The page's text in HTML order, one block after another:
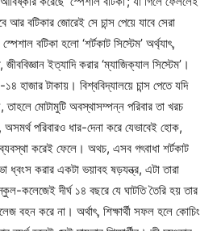
আর বটিকার জোরেই সে চান্স পেয়ে যাবে সেরা
বটিকা হলো ‘শর্টকাট সিস্টেম’ অর্থ্যাৎ,
জীববিজ্ঞান ইত্যাদি করার ‘ম্যাজিক্যাল সিস্টেম’।
টাকায়। বিশ্ববিদ্যালয়ে চান্স পেতে যদি
মোটামুটি অবস্থাসম্পন্ন পরিবার তা খরচ
পরিবারও ধার-দেনা করে যেভাবেই হোক,
করেই ফেলে। অথচ, এসব গৎবাধা শর্টকাট
ধ্বংস করার একটা ভয়াবহ ষড়যন্ত্র, এটা তারা
কলেজেই দীর্ঘ ১৪ বছরে যে ঘাটতি তৈরি হয় তার
বহন করে না। অর্থাৎ, শিক্ষার্থী সফল হলে কোচিং